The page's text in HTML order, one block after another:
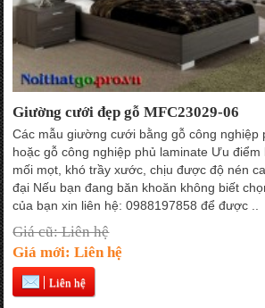
Giường cưới đẹp gỗ MFC23029-06
Các mẫu giường cưới bằng gỗ công nghiệp
hoặc gỗ công nghiệp phủ laminate Ưu điểm
mối mọt, khó trầy xước, chịu được độ nén
đại Nếu bạn đang băn khoăn không biết
của bạn xin liên hệ: 0988197858 để được ..
Giá cũ: Liên hệ
Giá mới: Liên hệ
Liên hệ